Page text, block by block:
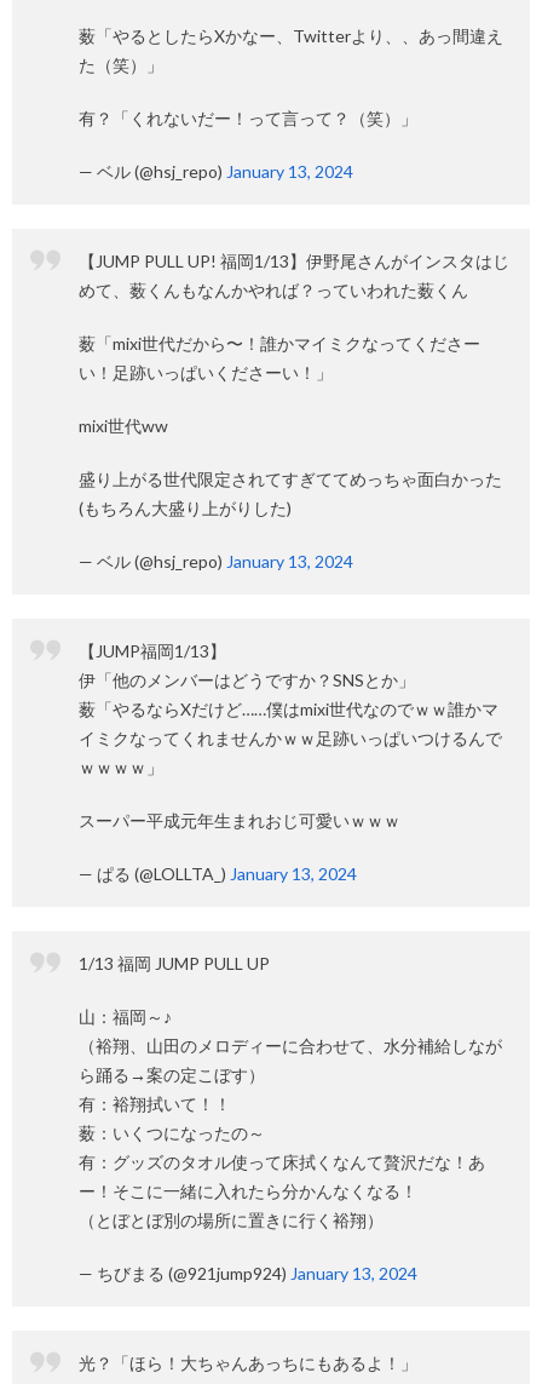
薮「やるとしたらXかなー、Twitterより、、あっ間違え
た（笑）」
有？「くれないだー！って言って？（笑）」
— ベル (@hsj_repo) January 13, 2024
【JUMP PULL UP! 福岡1/13】伊野尾さんがインスタはじ
めて、薮くんもなんかやれば？っていわれた薮くん
薮「mixi世代だから〜！誰かマイミクなってくださー
い！足跡いっぱいくださーい！」
mixi世代ww
盛り上がる世代限定されてすぎててめっちゃ面白かった
(もちろん大盛り上がりした)
— ベル (@hsj_repo) January 13, 2024
【JUMP福岡1/13】
伊「他のメンバーはどうですか？SNSとか」
薮「やるならXだけど……僕はmixi世代なのでｗｗ誰かマ
イミクなってくれませんかｗｗ足跡いっぱいつけるんで
ｗｗｗｗ」
スーパー平成元年生まれおじ可愛いｗｗｗ
— ぱる (@LOLLTA_) January 13, 2024
1/13 福岡 JUMP PULL UP
山：福岡～♪
（裕翔、山田のメロディーに合わせて、水分補給しなが
ら踊る→案の定こぼす）
有：裕翔拭いて！！
薮：いくつになったの～
有：グッズのタオル使って床拭くなんて贅沢だな！あ
ー！そこに一緒に入れたら分かんなくなる！
（とぼとぼ別の場所に置きに行く裕翔）
— ちびまる (@921jump924) January 13, 2024
光？「ほら！大ちゃんあっちにもあるよ！」